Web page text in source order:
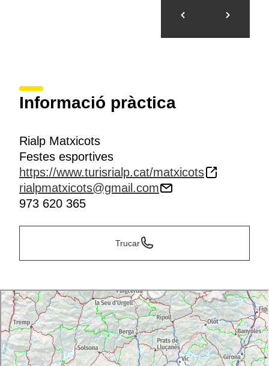
Informació pràctica
Rialp Matxicots
Festes esportives
https://www.turisrialp.cat/matxicots
rialpmatxicots@gmail.com
973 620 365
Trucar